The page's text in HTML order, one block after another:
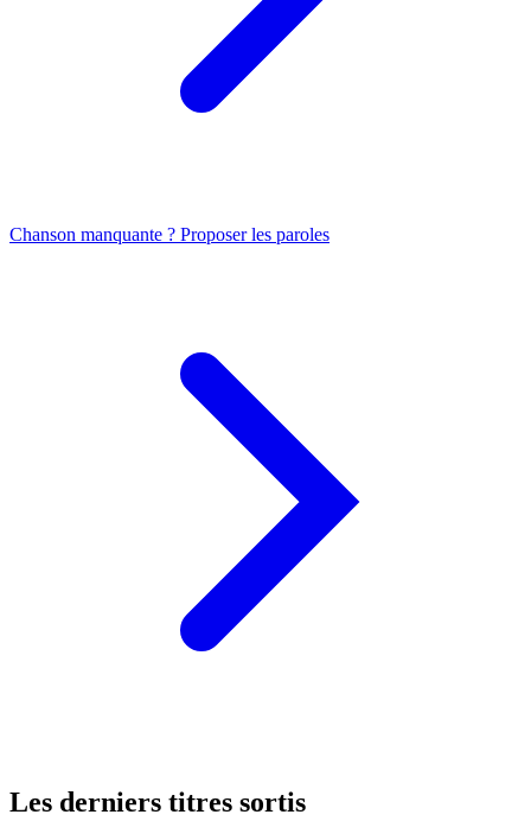
Chanson manquante ? Proposer les paroles
Les derniers titres sortis